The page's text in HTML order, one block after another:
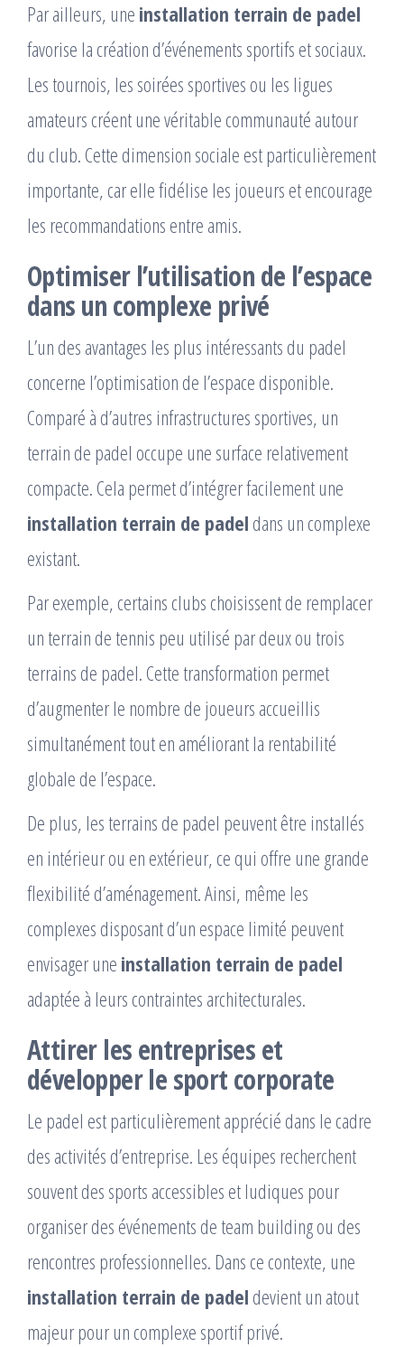
Par ailleurs, une installation terrain de padel
favorise la création d’événements sportifs et sociaux.
Les tournois, les soirées sportives ou les ligues
amateurs créent une véritable communauté autour
du club. Cette dimension sociale est particulièrement
importante, car elle fidélise les joueurs et encourage
les recommandations entre amis.
Optimiser l’utilisation de l’espace
dans un complexe privé
L’un des avantages les plus intéressants du padel
concerne l’optimisation de l’espace disponible.
Comparé à d’autres infrastructures sportives, un
terrain de padel occupe une surface relativement
compacte. Cela permet d’intégrer facilement une
installation terrain de padel dans un complexe
existant.
Par exemple, certains clubs choisissent de remplacer
un terrain de tennis peu utilisé par deux ou trois
terrains de padel. Cette transformation permet
d’augmenter le nombre de joueurs accueillis
simultanément tout en améliorant la rentabilité
globale de l’espace.
De plus, les terrains de padel peuvent être installés
en intérieur ou en extérieur, ce qui offre une grande
flexibilité d’aménagement. Ainsi, même les
complexes disposant d’un espace limité peuvent
envisager une installation terrain de padel
adaptée à leurs contraintes architecturales.
Attirer les entreprises et
développer le sport corporate
Le padel est particulièrement apprécié dans le cadre
des activités d’entreprise. Les équipes recherchent
souvent des sports accessibles et ludiques pour
organiser des événements de team building ou des
rencontres professionnelles. Dans ce contexte, une
installation terrain de padel devient un atout
majeur pour un complexe sportif privé.